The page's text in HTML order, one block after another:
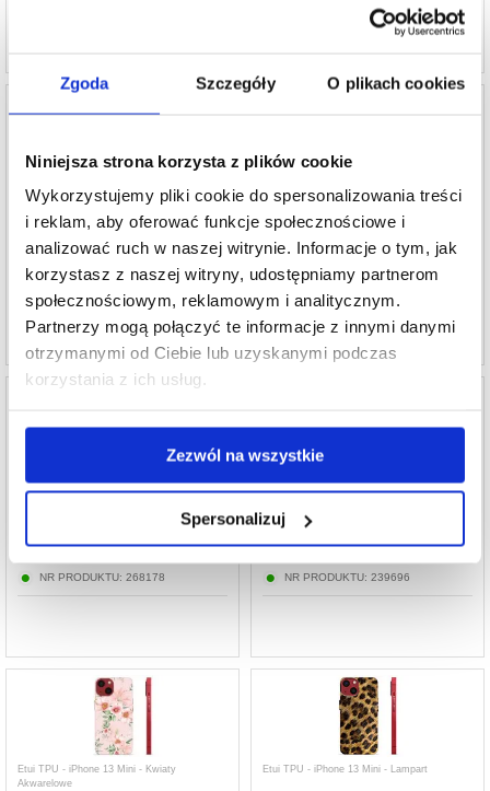
Zgoda Szczegóły O plikach cookies
Niniejsza strona korzysta z plików cookie
Wykorzystujemy pliki cookie do spersonalizowania treści
i reklam, aby oferować funkcje społecznościowe i
analizować ruch w naszej witrynie. Informacje o tym, jak
korzystasz z naszej witryny, udostępniamy partnerom
społecznościowym, reklamowym i analitycznym.
Partnerzy mogą połączyć te informacje z innymi danymi
otrzymanymi od Ciebie lub uzyskanymi podczas
korzystania z ich usług.
Zezwól na wszystkie
Spersonalizuj
78,40PLN
NR PRODUKTU:
78,40PLN
NR PRODUKTU:
67,19PLN
NR PRODUKTU: 268178
78,40PLN
NR PRODUKTU: 239696
Etui TPU - iPhone 13 Mini - Kwiaty
Akwarelowe
Etui TPU - iPhone 13 Mini - Lampart